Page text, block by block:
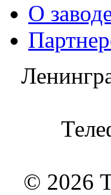
О
© 2026